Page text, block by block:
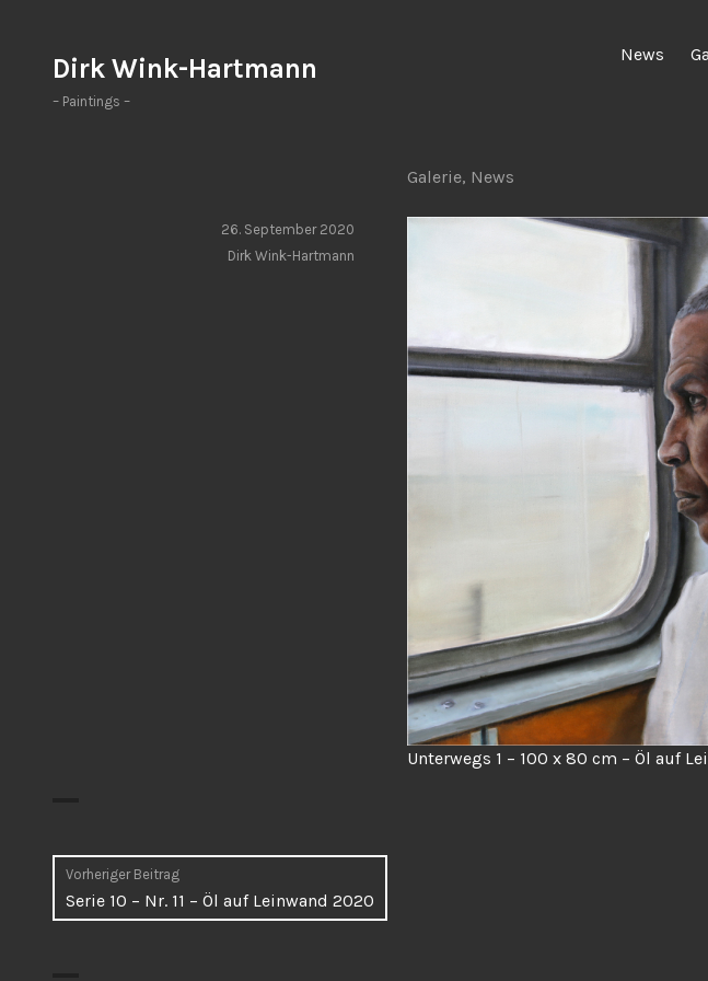
springen
Dirk Wink-Hartmann
– Paintings –
News
Galerie, News
Unterwegs 1 – 100 x 80 cm – Öl auf
26. September 2020
Dirk Wink-Hartmann
Beitragsnavigation
Vorheriger Beitrag
Vorheriger
Beitrag:
Serie 10 – Nr. 11 – Öl auf Leinwand 2020